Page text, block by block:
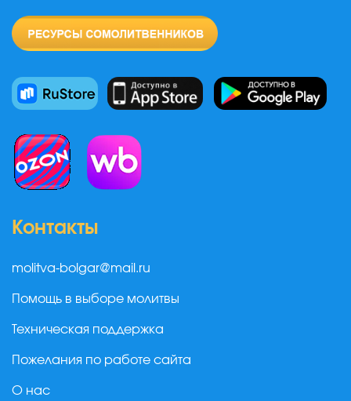
Контакты
molitva-bolgar@mail.ru
Помощь в выборе молитвы
Техническая поддержка
Пожелания по работе сайта
О нас